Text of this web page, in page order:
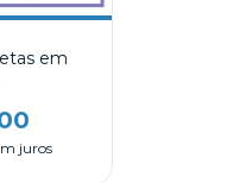
em
juros